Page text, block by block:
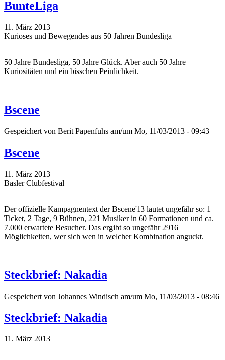
BunteLiga
11. März 2013
Kurioses und Bewegendes aus 50 Jahren Bundesliga
50 Jahre Bundesliga, 50 Jahre Glück. Aber auch 50 Jahre
Kuriositäten und ein bisschen Peinlichkeit.
Bscene
Gespeichert von Berit Papenfuhs am/um Mo, 11/03/2013 - 09:43
Bscene
11. März 2013
Basler Clubfestival
Der offizielle Kampagnentext der Bscene'13 lautet ungefähr so: 1
Ticket, 2 Tage, 9 Bühnen, 221 Musiker in 60 Formationen und ca.
7.000 erwartete Besucher. Das ergibt so ungefähr 2916
Möglichkeiten, wer sich wen in welcher Kombination anguckt.
Steckbrief: Nakadia
Gespeichert von Johannes Windisch am/um Mo, 11/03/2013 - 08:46
Steckbrief: Nakadia
11. März 2013